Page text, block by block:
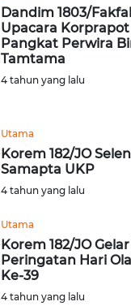
Dandim 1803/
Upacara
Pangkat Perwira
Tamtama
4 tahun yang lalu
Utama
Korem 182/JO
Samapta UKP
4 tahun yang lalu
Utama
Korem 182/JO
Peringatan Hari
Ke-39
4 tahun yang lalu